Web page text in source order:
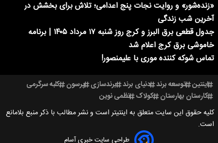
«زنده‌شور» و روایت نجات پنج اعدامی؛ تلاش برای بخشش در
آخرین شب زندگی
جدول قطعی برق البرز و کرج روز شنبه ۱۷ مرداد ۱۴۰۵ | برنامه
خاموشی برق کرج اعلام شد
تماس شوکه کننده موری با علیمنصور!
اینتین توسعه برند دنیای برند برندسازی پرسون کلبه سرگرمی
کارستان بهارستان کولاک نظمی نوین
کلیه حقوق این سایت متعلق به اینتیتر است و نشر مطالب با ذکر منبع بلامانع
است.
طراحی سایت خبری آسام